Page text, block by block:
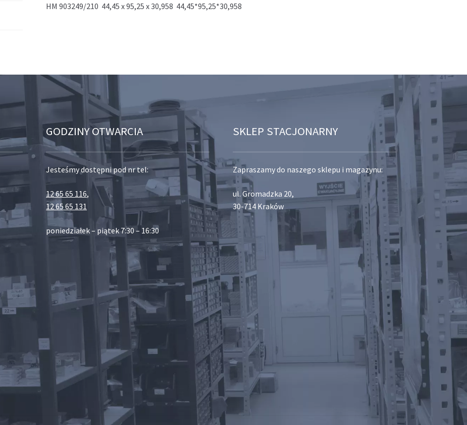
HM 903249/210 44,45 x 95,25 x 30,958 44,45*95,25*30,958
GODZINY OTWARCIA
Jesteśmy dostępni pod nr tel:
12 65 65 116,
12 65 65 131
poniedziałek – piątek 7:30 – 16:30
SKLEP STACJONARNY
Zapraszamy do naszego sklepu i magazynu:
ul. Gromadzka 20,
30-714 Kraków